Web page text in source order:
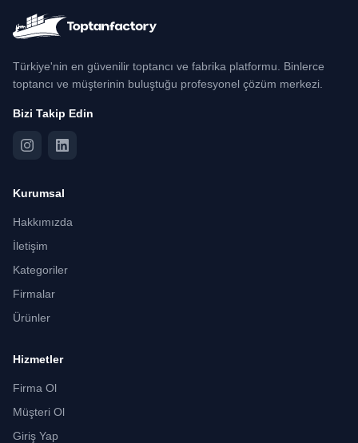
Türkiye'nin en güvenilir toptancı ve fabrika platformu. Binlerce
toptancı ve müşterinin buluştuğu profesyonel çözüm merkezi.
Bizi Takip Edin
Kurumsal
Hakkımızda
İletişim
Kategoriler
Firmalar
Ürünler
Hizmetler
Firma Ol
Müşteri Ol
Giriş Yap